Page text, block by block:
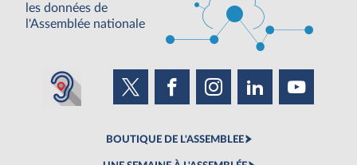
les données de
l'Assemblée nationale
BOUTIQUE DE L'ASSEMBLEE